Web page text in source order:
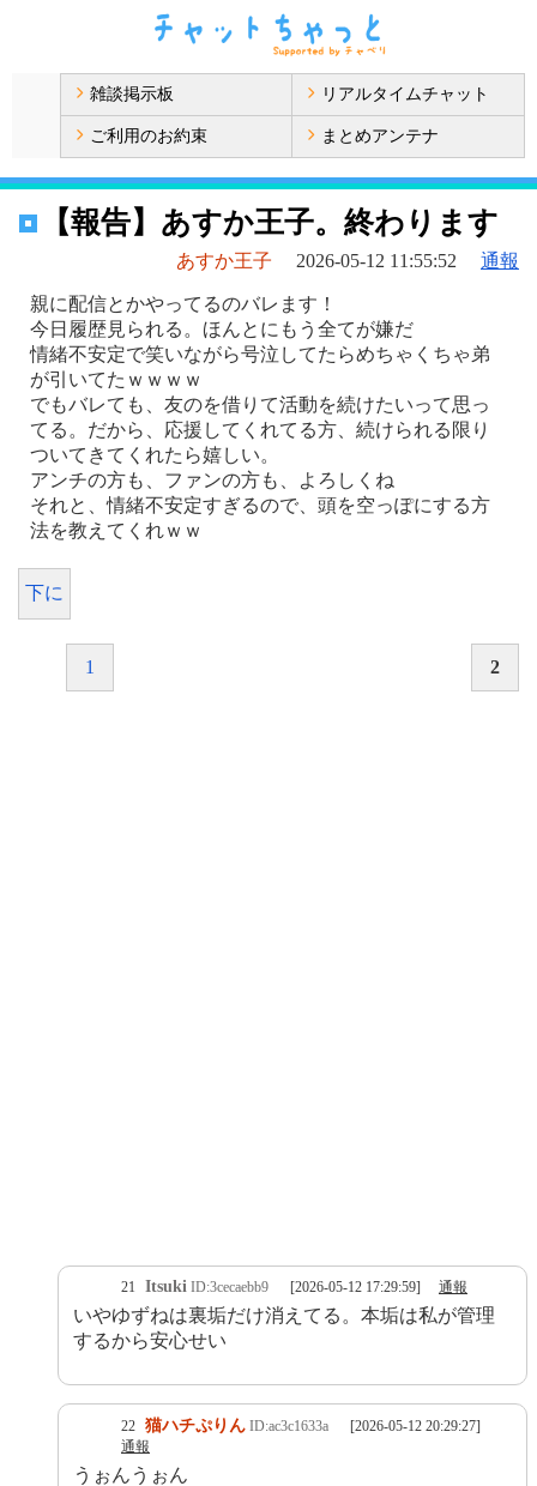
雑談掲示板 リアルタイムチャット
ご利用のお約束 まとめアンテナ
【報告】あすか王子。終わります
あすか王子 2026-05-12 11:55:52 通報
親に配信とかやってるのバレます！
今日履歴見られる。ほんとにもう全てが嫌だ
情緒不安定で笑いながら号泣してたらめちゃくちゃ弟
が引いてたｗｗｗｗ
でもバレても、友のを借りて活動を続けたいって思っ
てる。だから、応援してくれてる方、続けられる限り
ついてきてくれたら嬉しい。
アンチの方も、ファンの方も、よろしくね
それと、情緒不安定すぎるので、頭を空っぽにする方
法を教えてくれｗｗ
下に
1 2
21 Itsuki ID:3cecaebb9 [2026-05-12 17:29:59] 通報
いやゆずねは裏垢だけ消えてる。本垢は私が管理
するから安心せい
22 猫ハチぷりん ID:ac3c1633a
[2026-05-12 20:29:27]
通報
うぉんうぉん